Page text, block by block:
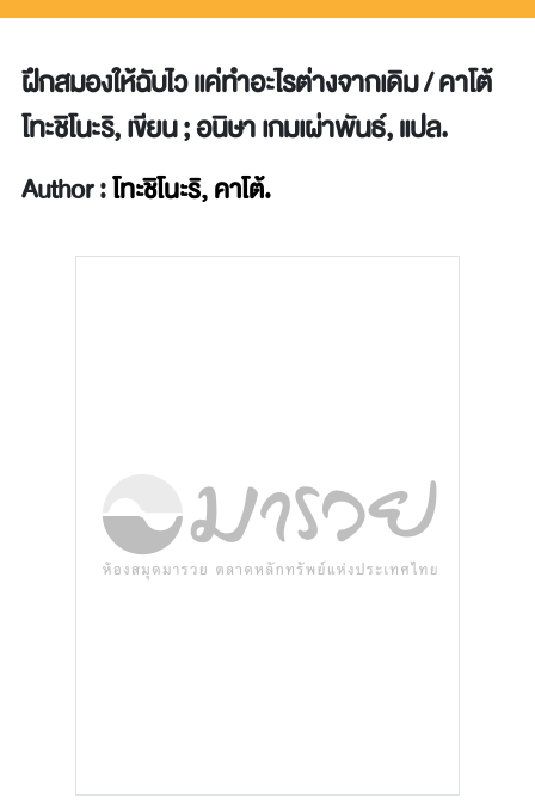
ฝึกสมองให้ฉับไว แค่ทำอะไรต่างจากเดิม / คาโต้
โทะชิโนะริ, เขียน ; อนิษา เกมเผ่าพันธ์, แปล.
Author :โทะชิโนะริ, คาโต้.